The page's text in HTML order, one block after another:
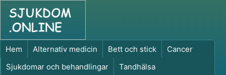
Hem Alternativ medicin Bett och stick
Cancer
Sjukdomar och behandlingar
Tandhälsa